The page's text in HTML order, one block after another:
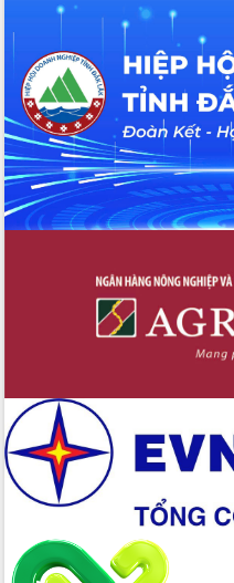
Hồ Thị Nguyên Thảo làm việc tại Trung
tâm Phục vụ hành chính công xã Ea
Phê
Xây dựng nền hành chính số đồng
hành cùng nông dân dân, doanh nghiệp
Giai đoạn 2026-2030, Đắk Lắk phấn
đấu có 77% xã đạt chuẩn nông thôn
mới
Chuyển đổi số 'mở đường' cho nông
nghiệp Đắk Lắk tăng trưởng bứt phá
địa chính, hoàn thiện cơ sở dữ liệu đất
Ứng dụng sinh trắc học - Bước tiến
trong hành trình chuyển đổi số tại Đắk
Đắk Lắk nâng cao hiệu quả công tác
Đảng từ Sổ tay đảng viên điện tử
Đắk Lắk đẩy mạnh nuôi biển công
nghệ, hướng tới phát triển thủy sản
bền vững
Tập huấn nâng cao năng lực triển khai
chuyển đổi số cho cán bộ, công chức
cấp xã